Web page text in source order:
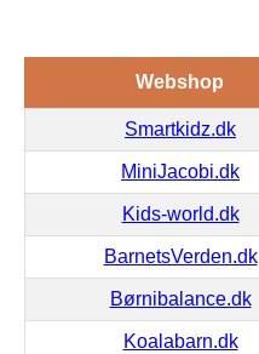
Webshop
Smartkidz.dk
MiniJacobi.dk
Kids-world.dk
BarnetsVerden.dk
Børnibalance.dk
Koalabarn.dk